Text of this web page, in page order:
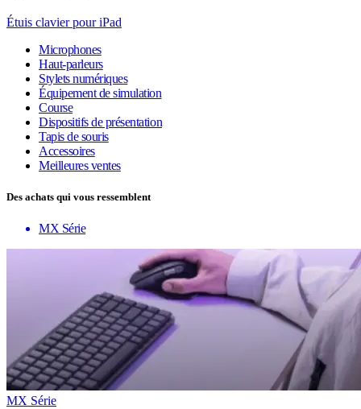
Étuis clavier pour iPad
Microphones
Haut-parleurs
Stylets numériques
Équipement de simulation
Course
Dispositifs de présentation
Tapis de souris
Accessoires
Meilleures ventes
Des achats qui vous ressemblent
MX Série
MX Série